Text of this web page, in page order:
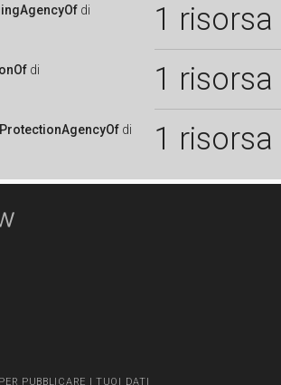
di 1 risorsa
di 1 risorsa
di 1 risorsa
PUBBLICARE I TUOI DATI